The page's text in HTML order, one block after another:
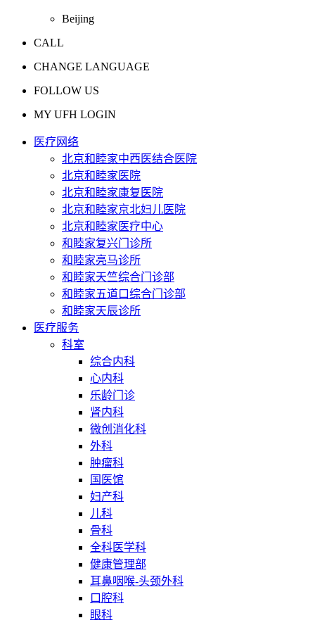
Beijing
CALL
CHANGE LANGUAGE
FOLLOW US
MY UFH LOGIN
医疗网络
北京和睦家中西医结合医院
北京和睦家医院
北京和睦家康复医院
北京和睦家京北妇儿医院
北京和睦家医疗中心
和睦家复兴门诊所
和睦家亮马诊所
和睦家天竺综合门诊部
和睦家五道口综合门诊部
和睦家天辰诊所
医疗服务
科室
综合内科
心内科
乐龄门诊
肾内科
微创消化科
外科
肿瘤科
国医馆
妇产科
儿科
骨科
全科医学科
健康管理部
耳鼻咽喉-头颈外科
口腔科
眼科